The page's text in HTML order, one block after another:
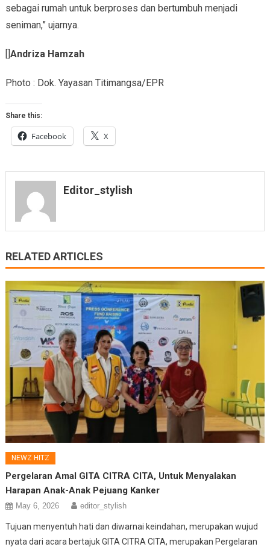
sebagai rumah untuk berproses dan bertumbuh menjadi
seniman,” ujarnya.
Andriza Hamzah
Photo : Dok. Yayasan Titimangsa/EPR
Share this:
Facebook X
Editor_stylish
RELATED ARTICLES
NEWZ HITZ
Pergelaran Amal GITA CITRA CITA, Untuk Menyalakan
Harapan Anak-Anak Pejuang Kanker
May 6, 2026 editor_stylish
Tujuan menyentuh hati dan diwarnai keindahan, merupakan wujud
nyata dari acara bertajuk GITA CITRA CITA, merupakan Pergelaran